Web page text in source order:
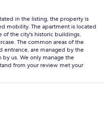
this was a lively, fun
to work on the amenities.
in the listing, the property is
mobility. The apartment is located
of the city's historic buildings,
The common areas of the
entrance, are managed by the
us. We only manage the
from your review met your